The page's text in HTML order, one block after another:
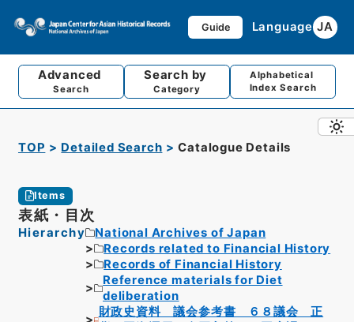
Guide Language JA
Advanced
Search
Search by
Category
Alphabetical
Index Search
TOP Detailed Search Catalogue Details
Items
表紙・目次
Hierarchy
National Archives of Japan
Records related to Financial History
Records of Financial History
Reference materials for Diet
deliberation
財政史資料 議会参考書 ６８議会 正